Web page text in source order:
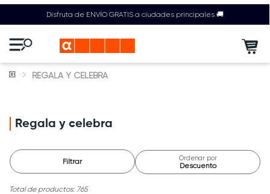
Disfruta de ENVÍO GRATIS a ciudades principales 🚚
REGALA Y CELEBRA
Regala y celebra
Filtrar Ordenar por
Descuento
765